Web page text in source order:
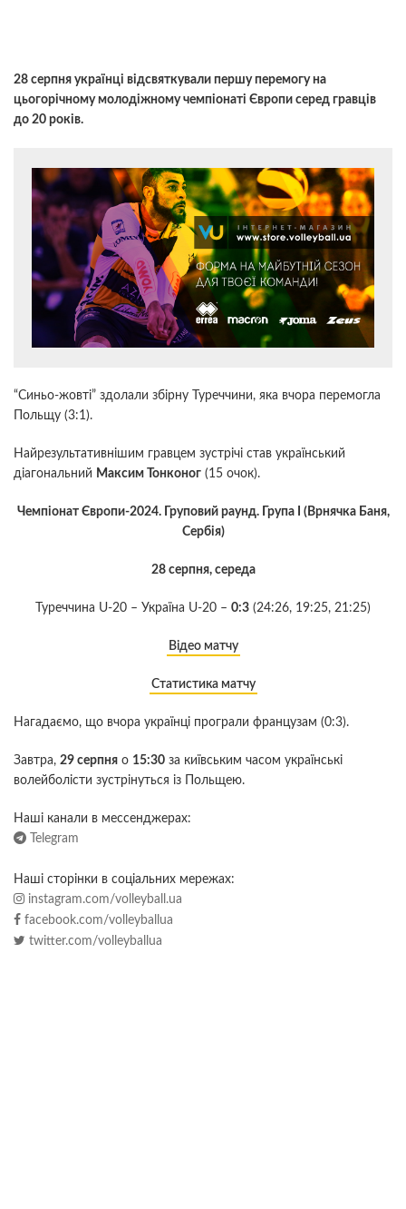
28 серпня українці відсвяткували першу перемогу на
цьогорічному молодіжному чемпіонаті Європи серед гравців
до 20 років.
“Синьо-жовті” здолали збірну Туреччини, яка вчора перемогла
Польщу (3:1).
Найрезультативнішим гравцем зустрічі став український
діагональний Максим Тонконог (15 очок).
Чемпіонат Європи-2024. Груповий раунд. Група І (Врнячка Баня,
Сербія)
28 серпня, середа
Туреччина U-20 – Україна U-20 – 0:3 (24:26, 19:25, 21:25)
Відео матчу
Статистика матчу
Нагадаємо, що вчора українці програли французам (0:3).
Завтра, 29 серпня о 15:30 за київським часом українські
волейболісти зустрінуться із Польщею.
Наші канали в мессенджерах:
Telegram
Наші сторінки в соціальних мережах:
instagram.com/volleyball.ua
facebook.com/volleyballua
twitter.com/volleyballua